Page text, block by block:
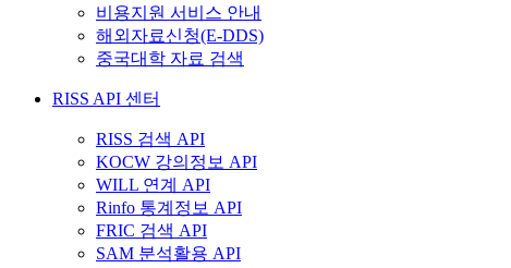
비용지원 서비스 안내
해외자료신청(E-DDS)
중국대학 자료 검색
RISS API 센터
RISS 검색 API
KOCW 강의정보 API
WILL 연계 API
Rinfo 통계정보 API
FRIC 검색 API
SAM 분석활용 API